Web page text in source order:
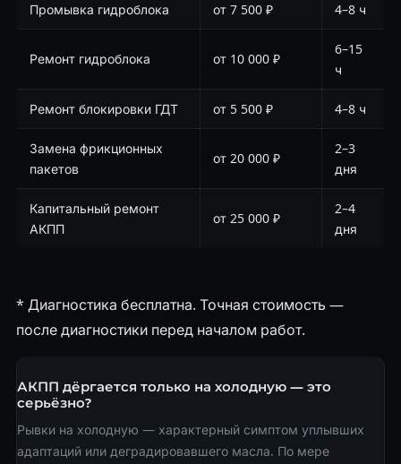
Промывка гидроблока от 7 500 ₽ 4–8 ч
Ремонт гидроблока от 10 000 ₽
6–15
ч
Ремонт блокировки ГДТ от 5 500 ₽ 4–8 ч
Замена фрикционных
пакетов
от 20 000 ₽
2–3
дня
Капитальный ремонт
АКПП
от 25 000 ₽
2–4
дня
* Диагностика бесплатна. Точная стоимость —
после диагностики перед началом работ.
АКПП дёргается только на холодную — это
серьёзно?
Рывки на холодную — характерный симптом уплывших
адаптаций или деградировавшего масла. По мере